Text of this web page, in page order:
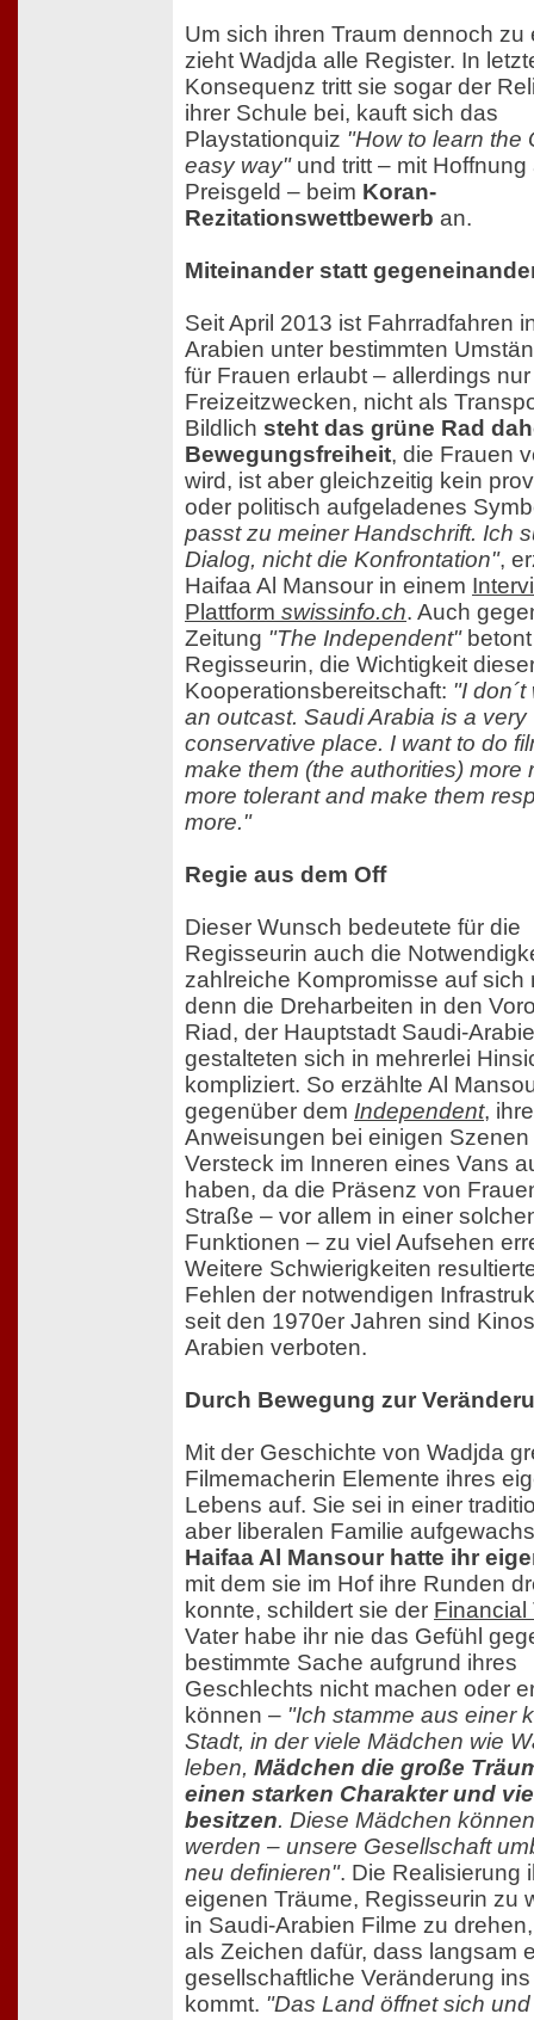
Um sich ihren Traum dennoch zu
zieht Wadjda alle Register. In
Konsequenz tritt sie sogar der
ihrer Schule bei, kauft sich das
Playstationquiz "How to learn the
easy way"und tritt – mit Hoffnung
Preisgeld – beim Koran-
Rezitationswettbewerb an.
Miteinander statt
Seit April 2013 ist Fahrradfahren
Arabien unter bestimmten
für Frauen erlaubt – allerdings
Freizeitzwecken, nicht als
Bildlich steht das grüne Rad
Bewegungsfreiheit, die Frauen
wird, ist aber gleichzeitig kein
oder politisch aufgeladenes
passt zu meiner Handschrift. Ich
Dialog, nicht die Konfrontation",
Haifaa Al Mansour in einem
Plattform swissinfo.ch. Auch
Zeitung "The Independent"betont
Regisseurin, die Wichtigkeit
Kooperationsbereitschaft: "I
an outcast. Saudi Arabia is a very
conservative place. I want to do
make them (the authorities) more
more tolerant and make them
more."
Regie aus dem Off
Dieser Wunsch bedeutete für die
Regisseurin auch die
zahlreiche Kompromisse auf sich
denn die Dreharbeiten in den
Riad, der Hauptstadt Saudi-
gestalteten sich in mehrerlei
kompliziert. So erzählte Al
gegenüber dem Independent, ihre
Anweisungen bei einigen
Versteck im Inneren eines Vans
haben, da die Präsenz von
Straße – vor allem in einer
Funktionen – zu viel Aufsehen
Weitere Schwierigkeiten
Fehlen der notwendigen
seit den 1970er Jahren sind
Arabien verboten.
Durch Bewegung zur
Mit der Geschichte von Wadjda
Filmemacherin Elemente ihres
Lebens auf. Sie sei in einer
aber liberalen Familie
Haifaa Al Mansour hatte ihr
mit dem sie im Hof ihre Runden
konnte, schildert sie der Financial
Vater habe ihr nie das Gefühl
bestimmte Sache aufgrund ihres
Geschlechts nicht machen oder
können – "Ich stamme aus einer
Stadt, in der viele Mädchen wie
leben, Mädchen die große
einen starken Charakter und
besitzen. Diese Mädchen
werden – unsere Gesellschaft
neu definieren". Die Realisierung
eigenen Träume, Regisseurin zu
in Saudi-Arabien Filme zu
als Zeichen dafür, dass langsam
gesellschaftliche Veränderung
kommt. "Das Land öffnet sich